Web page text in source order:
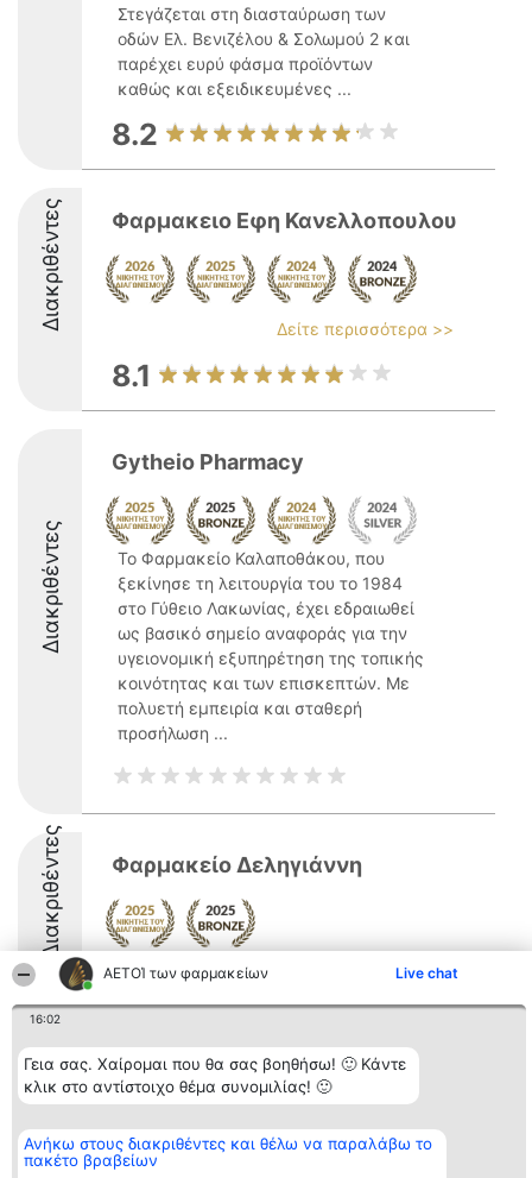
ΑΕΤΟΊ των φαρμακείων Live chat
16:02
Γεια σας. Χαίρομαι που θα σας βοηθήσω! 🙂 Κάντε
κλικ στο αντίστοιχο θέμα συνομιλίας! 🙂
Ανήκω στους διακριθέντες και θέλω να παραλάβω το
πακέτο βραβείων
Στεγάζεται στη διασταύρωση των
οδών Ελ. Βενιζέλου & Σολωμού 2 και
παρέχει ευρύ φάσμα προϊόντων
καθώς και εξειδικευμένες ...
8.2
Διακριθέντες Φαρμακειο Εφη Κανελλοπουλου
Δείτε περισσότερα >>
8.1
Διακριθέντες
Gytheio Pharmacy
Το Φαρμακείο Καλαποθάκου, που
ξεκίνησε τη λειτουργία του το 1984
στο Γύθειο Λακωνίας, έχει εδραιωθεί
ως βασικό σημείο αναφοράς για την
υγειονομική εξυπηρέτηση της τοπικής
κοινότητας και των επισκεπτών. Με
πολυετή εμπειρία και σταθερή
προσήλωση ...
Διακριθέντες Φαρμακείο Δεληγιάννη
Διοργανωτής της
κατάταξης
BEAUTIFUL COMPANY
ΤΗΛ. ΕΠΙΚΟΙΝΩΝΙΑΣ:
2104128019
email:
Κατάταξη
Διακριθέντες
Λίστα όλων
διακριθέντων
Μεθοδολογία
Επικοινωνία